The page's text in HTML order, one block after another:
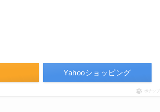
Yahooショッピング
ポチップ